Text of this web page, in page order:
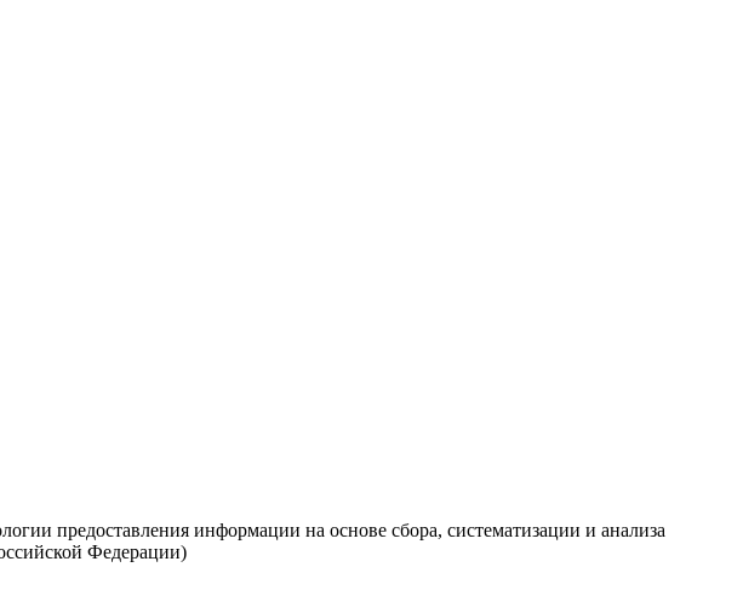
предоставления информации на основе сбора, систематизации и анализа
Федерации)